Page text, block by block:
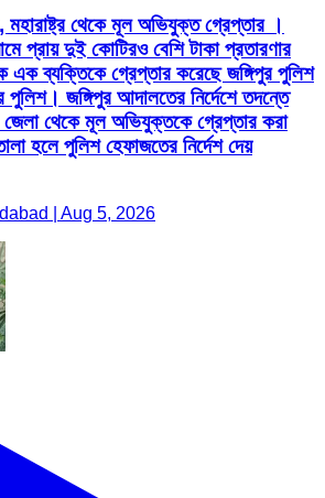
মহারাষ্ট্র থেকে মূল অভিযুক্ত গ্রেপ্তার ।
প্রায় দুই কোটিরও বেশি টাকা প্রতারণার
এক ব্যক্তিকে গ্রেপ্তার করেছে জঙ্গিপুর পুলিশ
পুলিশ। জঙ্গিপুর আদালতের নির্দেশে তদন্তে
জেলা থেকে মূল অভিযুক্তকে গ্রেপ্তার করা
হলে পুলিশ হেফাজতের নির্দেশ দেয়
| Aug 5, 2026